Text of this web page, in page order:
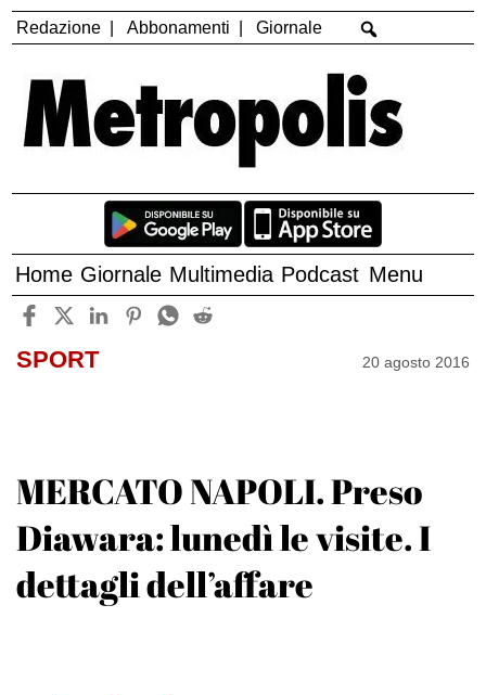
Redazione Abbonamenti Giornale
Home Giornale Multimedia Podcast Menu
SPORT 20 agosto 2016
MERCATO NAPOLI. Preso
Diawara: lunedì le visite. I
dettagli dell’affare